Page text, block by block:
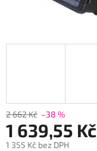
2 662 Kč –38 %
1 639,55 Kč
1 355 Kč bez DPH